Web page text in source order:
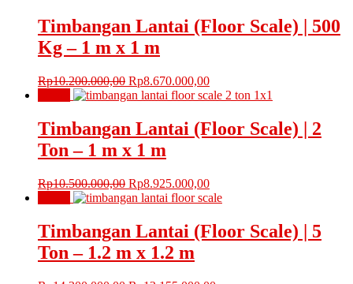
Rp14.700.000,00.adalah:
Rp12.495.000,00.
Timbangan Lantai (Floor Scale) | 500
Kg – 1 m x 1 m
Rp10.200.000,00 Harga
aslinya
Rp10.200.000,00.
Rp8.670.000,00Harga
saat
adalah:
Rp8.670.000,00.
Timbangan Lantai (Floor Scale) | 2
Ton – 1 m x 1 m
Rp10.500.000,00 Harga
aslinya
Rp10.500.000,00.
Rp8.925.000,00Harga
saat
adalah:
Rp8.925.000,00.
Timbangan Lantai (Floor Scale) | 5
Ton – 1.2 m x 1.2 m